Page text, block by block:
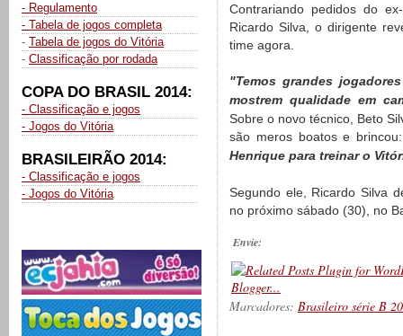
- Regulamento
- Tabela de jogos completa
- Tabela de jogos do Vitória
- Classificação por rodada
COPA DO BRASIL 2014:
- Classificação e jogos
- Jogos do Vitória
BRASILEIRÃO 2014:
- Classificação e jogos
- Jogos do Vitória
Contrariando pedidos do
Ricardo Silva, o dirigente
time agora.
"Temos grandes
mostrem qualidade em
Sobre o novo técnico, Beto
são meros boatos e
Henrique para treinar o
Segundo ele, Ricardo Silva
no próximo sábado (30), no
Envie:
Marcadores: Brasileiro série B